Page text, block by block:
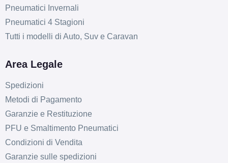
F
Pneumatici Invernali
Pneumatici 4 Stagioni
Tutti i modelli di Auto, Suv e Caravan
Area Legale
Spedizioni
Metodi di Pagamento
Garanzie e Restituzione
PFU e Smaltimento Pneumatici
Condizioni di Vendita
Garanzie sulle spedizioni